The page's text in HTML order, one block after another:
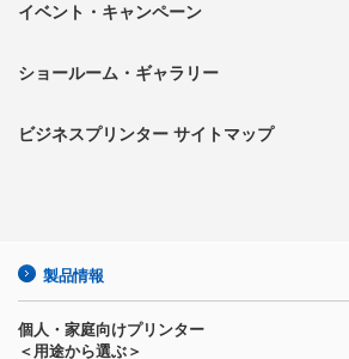
イベント・キャンペーン
ショールーム・ギャラリー
ビジネスプリンター サイトマップ
製品情報
個人・家庭向けプリンター
＜用途から選ぶ＞